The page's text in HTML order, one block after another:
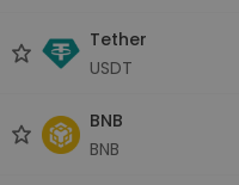
Tether
USDT
BNB
BNB